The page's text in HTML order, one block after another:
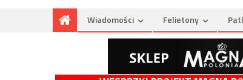
Wiadomości Felietony